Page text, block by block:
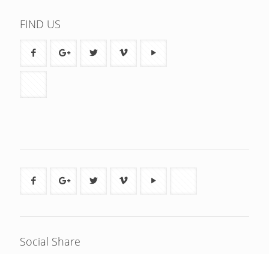
FIND US
Social Share